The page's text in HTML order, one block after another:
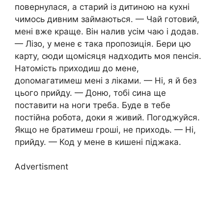
повернулася, а старий із дитиною на кухні
чимось дивним займаються. — Чай готовий,
мені вже краще. Він налив усім чаю і додав.
— Лізо, у мене є така пропозиція. Бери цю
карту, сюди щомісяця надходить моя пенсія.
Натомість приходиш до мене,
доnомагатимеш мені з ліками. — Ні, я й без
цього прийду. — Доню, тобі сина ще
поставити на ноги треба. Буде в тебе
постійна робота, доки я живий. Погоджуйся.
Якщо не братимеш гроші, не приходь. — Ні,
прийду. — Код у мене в кишені піджака.
Advertisment